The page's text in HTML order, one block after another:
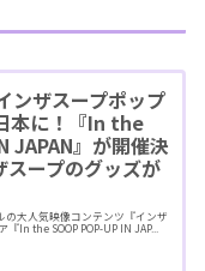
ンザスープポップ
本に！『In the
JAPAN』が開催決
スープのグッズが
の大人気映像コンテンツ『インザ
In the SOOP POP-UP IN JAP...